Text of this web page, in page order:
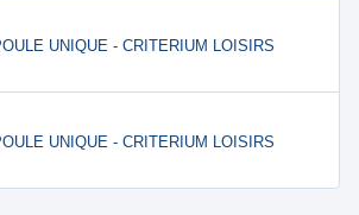
UNIQUE - CRITERIUM LOISIRS
UNIQUE - CRITERIUM LOISIRS